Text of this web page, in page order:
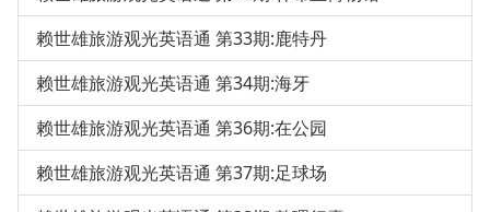
赖世雄旅游观光英语通 第33期:鹿特丹
赖世雄旅游观光英语通 第34期:海牙
赖世雄旅游观光英语通 第36期:在公园
赖世雄旅游观光英语通 第37期:足球场